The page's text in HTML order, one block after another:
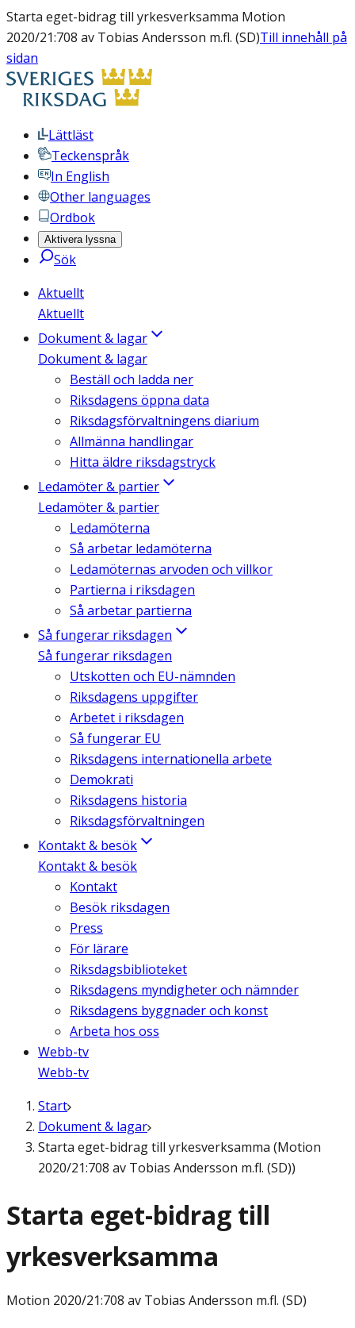
Starta eget-bidrag till yrkesverksamma Motion
2020/21:708 av Tobias Andersson m.fl. (SD)Till innehåll på
sidan
Lättläst
Teckenspråk
In English
Other languages
Ordbok
Aktivera lyssna
Sök
Aktuellt
Aktuellt
Dokument & lagar
Dokument & lagar
Beställ och ladda ner
Riksdagens öppna data
Riksdagsförvaltningens diarium
Allmänna handlingar
Hitta äldre riksdagstryck
Ledamöter & partier
Ledamöter & partier
Ledamöterna
Så arbetar ledamöterna
Ledamöternas arvoden och villkor
Partierna i riksdagen
Så arbetar partierna
Så fungerar riksdagen
Så fungerar riksdagen
Utskotten och EU-nämnden
Riksdagens uppgifter
Arbetet i riksdagen
Så fungerar EU
Riksdagens internationella arbete
Demokrati
Riksdagens historia
Riksdagsförvaltningen
Kontakt & besök
Kontakt & besök
Kontakt
Besök riksdagen
Press
För lärare
Riksdagsbiblioteket
Riksdagens myndigheter och nämnder
Riksdagens byggnader och konst
Arbeta hos oss
Webb-tv
Webb-tv
Start
Dokument & lagar
Starta eget-bidrag till yrkesverksamma (Motion
2020/21:708 av Tobias Andersson m.fl. (SD))
Starta eget-bidrag till
yrkesverksamma
Motion 2020/21:708 av Tobias Andersson m.fl. (SD)